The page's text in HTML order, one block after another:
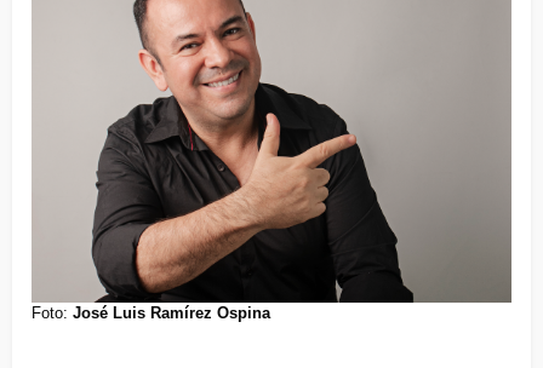
Foto: José Luis Ramírez Ospina